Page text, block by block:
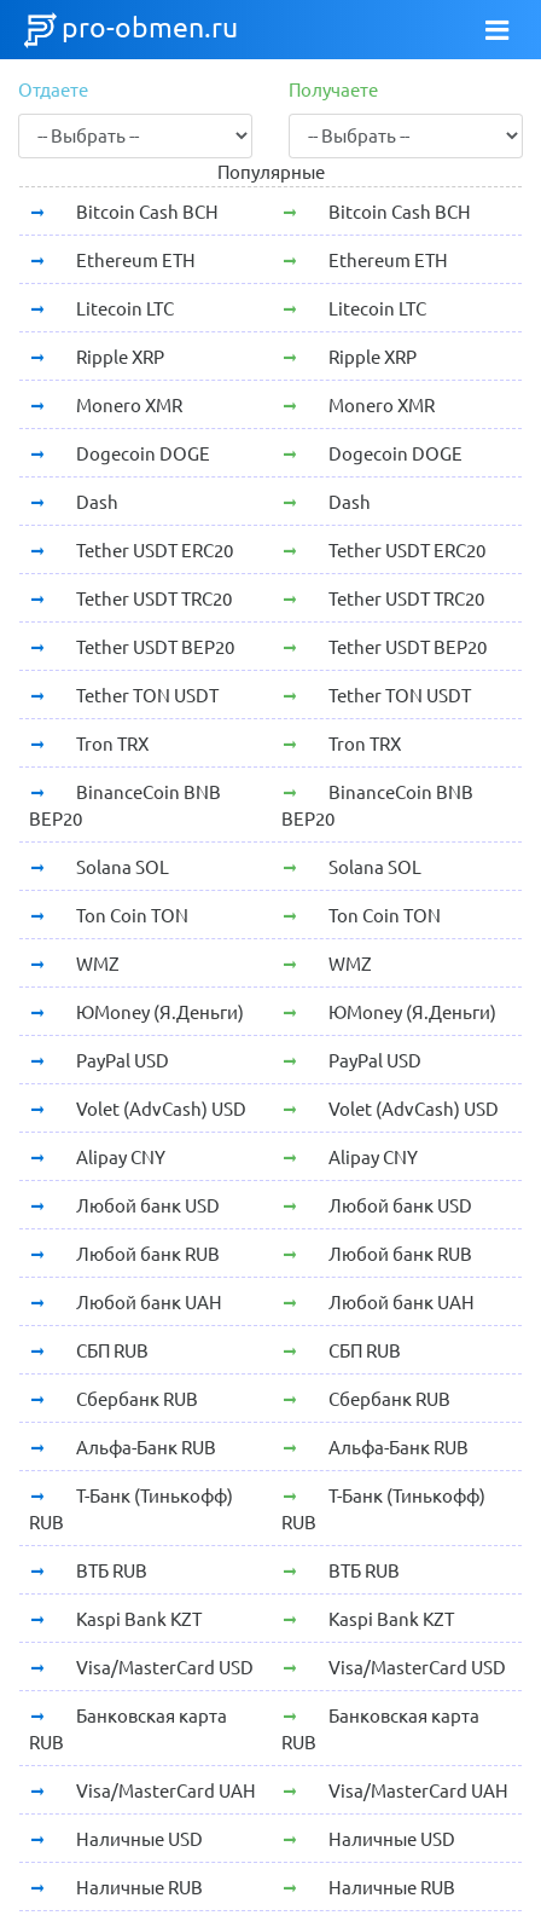
pro-obmen.ru
Отдаете Получаете
Популярные
Bitcoin Cash BCH
Bitcoin Cash BCH
Ethereum ETH Ethereum ETH
Litecoin LTC Litecoin LTC
Ripple XRP Ripple XRP
Monero XMR Monero XMR
Dogecoin DOGE Dogecoin DOGE
Dash Dash
Tether USDT ERC20 Tether USDT ERC20
Tether USDT TRC20 Tether USDT TRC20
Tether USDT BEP20 Tether USDT BEP20
Tether TON USDT Tether TON USDT
Tron TRX Tron TRX
BinanceCoin BNB
BEP20
BinanceCoin BNB
BEP20
Solana SOL Solana SOL
Ton Coin TON Ton Coin TON
WMZ WMZ
ЮMoney (Я.Деньги) ЮMoney (Я.Деньги)
PayPal USD PayPal USD
Volet (AdvCash) USD Volet (AdvCash) USD
Alipay CNY Alipay CNY
Любой банк USD Любой банк USD
Любой банк RUB Любой банк RUB
Любой банк UAH Любой банк UAH
СБП RUB СБП RUB
Сбербанк RUB Сбербанк RUB
Альфа-Банк RUB Альфа-Банк RUB
Т-Банк (Тинькофф)
RUB
Т-Банк (Тинькофф)
RUB
ВТБ RUB ВТБ RUB
Kaspi Bank KZT Kaspi Bank KZT
Visa/MasterCard USD Visa/MasterCard USD
Банковская карта
RUB
Банковская карта
RUB
Visa/MasterCard UAH Visa/MasterCard UAH
Наличные USD Наличные USD
Наличные RUB Наличные RUB